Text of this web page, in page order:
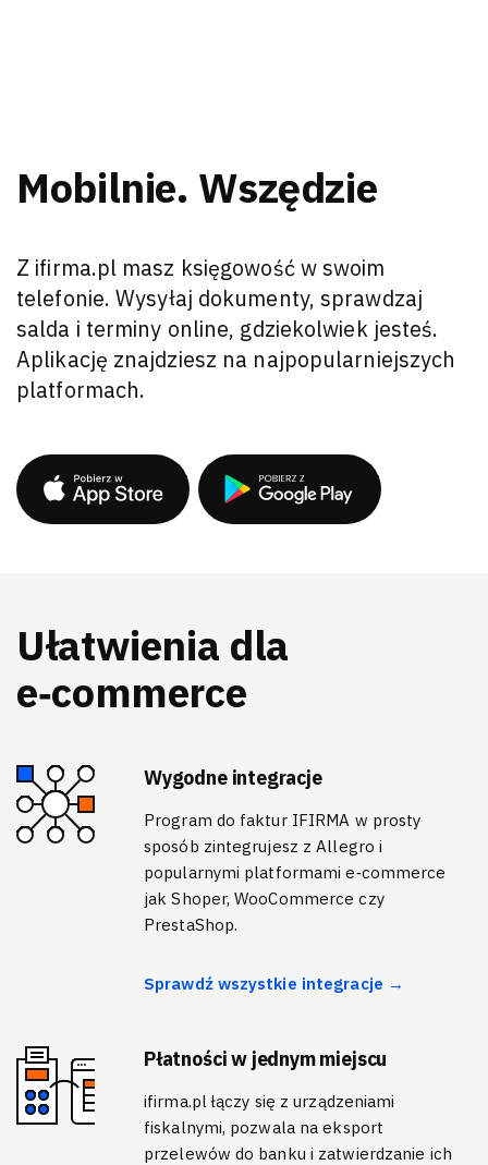
Mobilnie. Wszędzie
Z ifirma.pl masz księgowość w swoim
telefonie. Wysyłaj dokumenty, sprawdzaj
salda i terminy online, gdziekolwiek jesteś.
Aplikację znajdziesz na najpopularniejszych
platformach.
Ułatwienia dla
e‑commerce
Wygodne integracje
Program do faktur IFIRMA w prosty
sposób zintegrujesz z Allegro i
popularnymi platformami e‑commerce
jak Shoper, WooCommerce czy
PrestaShop.
Sprawdź wszystkie integracje →
Płatności w jednym miejscu
ifirma.pl łączy się z urządzeniami
fiskalnymi, pozwala na eksport
przelewów do banku i zatwierdzanie ich